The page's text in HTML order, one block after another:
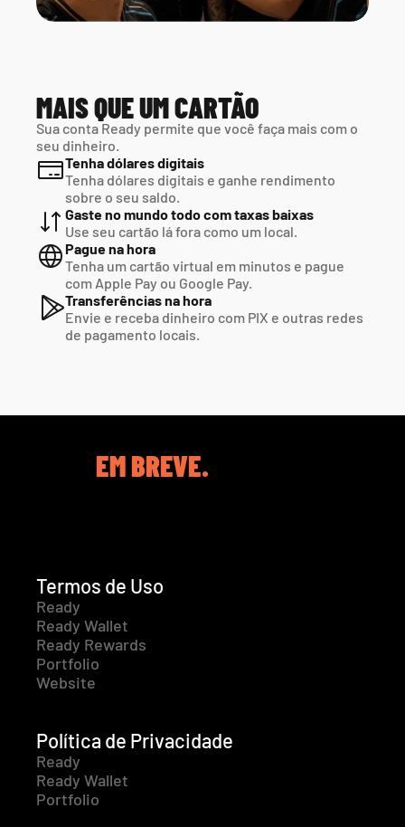
MAIS QUE UM CARTÃO
Sua conta Ready permite que você faça mais com o
seu dinheiro.
Tenha dólares digitais
Tenha dólares digitais e ganhe rendimento
sobre o seu saldo.
Gaste no mundo todo com taxas baixas
Use seu cartão lá fora como um local.
Pague na hora
Tenha um cartão virtual em minutos e pague
com Apple Pay ou Google Pay.
Transferências na hora
Envie e receba dinheiro com PIX e outras redes
de pagamento locais.
EM BREVE.
Termos de Uso
Ready
Ready Wallet
Ready Rewards
Portfolio
Website
Política de Privacidade
Ready
Ready Wallet
Portfolio